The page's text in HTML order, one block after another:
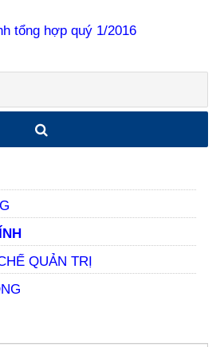
tổng hợp quý 1/2016
QUẢN TRỊ